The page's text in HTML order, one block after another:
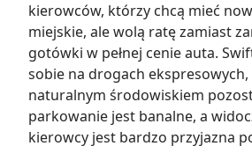
kierowców, którzy chcą mieć
miejskie, ale wolą ratę zamiast
gotówki w pełnej cenie auta.
sobie na drogach ekspresowych,
naturalnym środowiskiem
parkowanie jest banalne, a
kierowcy jest bardzo przyjazna